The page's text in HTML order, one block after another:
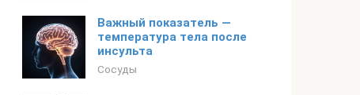
Важный показатель —
температура тела после
инсульта
Сосуды